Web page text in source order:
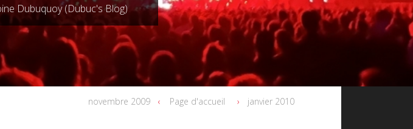
Dubuquoy (Dubuc's Blog)
novembre 2009 Page d'accueil janvier 2010